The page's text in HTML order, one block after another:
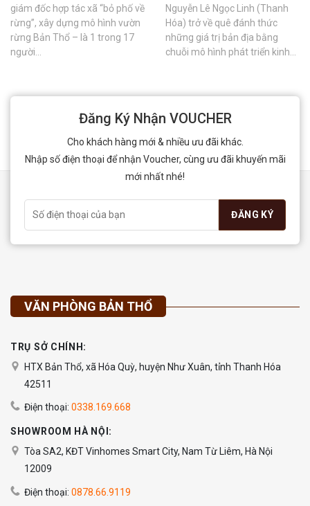
giám đốc hợp tác xã “bỏ phố về
rừng”, xây dựng mô hình vườn
rừng Bản Thổ – là 1 trong 17
người...
Nguyễn Lê Ngọc Linh (Thanh
Hóa) trở về quê đánh thức
những giá trị bản địa bằng
chuỗi mô hình phát triển kinh...
Đăng Ký Nhận VOUCHER
Cho khách hàng mới & nhiều ưu đãi khác.
Nhập số điện thoại để nhận Voucher, cùng ưu đãi khuyến mãi
mới nhất nhé!
VĂN PHÒNG BẢN THỔ
TRỤ SỞ CHÍNH:
HTX Bản Thổ, xã Hóa Quỳ, huyện Như Xuân, tỉnh Thanh Hóa
42511
Điện thoại: 0338.169.668
SHOWROOM HÀ NỘI:
Tòa SA2, KĐT Vinhomes Smart City, Nam Từ Liêm, Hà Nội
12009
Điện thoại: 0878.66.9119